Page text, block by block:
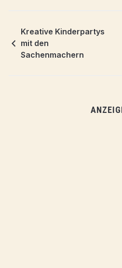
Kreative Kinderpartys
mit den
Sachenmachern